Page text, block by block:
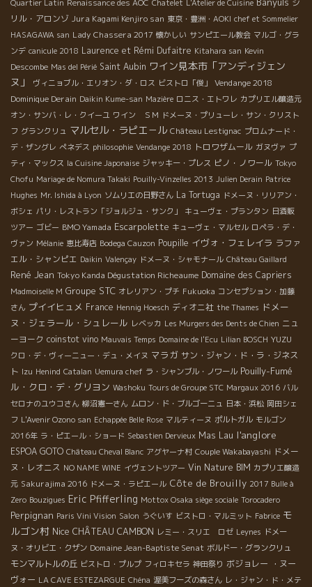
Quartier Latin Renaissance des AOC Chatelet L'Atelier de Cuisine
リル・アロンゾ Jura Kagami Kenjiro san 東京・豊洲・AOKI chef et Sommelier
HASAGAWA san Lady Chassera 2017 懐かしい サンピエール教会 マルゴ・グラ
ンデ canicule 2018 Laurence et Rémi Dufaitre Kitahara san Kevin
Descombe Mas del Périé Saint Aubin ワイン見本市「アンディジェン
ヌ」
ヴィニョブル・エリオン・ダ・ロス ビストロ「俊」
Vendange 2018
Dominique Derain Daikin Kume-san Mazière ロニス・エトワレ カプリエル醸造元
オン・サンバ・レ・クイーユ ワイン ＳＭ ドメーヌ・プリューレ・サン・クリスト
フ グランクリュ マルセル・ラピエ－ル Château Lestignac プロムナード・
デ・ザングレ ぺネデス philosophie Vendange 2018 トロワザムール ガヌヴァ プ
ティ・マックス la Cuisine Japonaise ジャッキー・プレス ピノ・ノワール Tokyo
Chofu Mariage de Nomura Takaki Pouilly-Vinzelles 2013 Julien Derain Patrice
Hughes Mr. Ishida à Lyon ソムリエの日野さん La Tortuga ドメーヌ・リリアン・
ボシェ パリ・レストラン「ジョルジュ・サンク」 キューヴェ・プランタン 日酒販
ツアー ゴビー BMO Yamada Escarpolette キューヴェ・マルセル ロペラ・デ・
ヴァン Mélanie 恵比寿店 Bodega Cauzon Poupille イヴォ・フェレイラ ラファ
エル・シャンピエ Daikin Valençay ドメーヌ・シャモナール Château Gaillard
René Jean Tokyo Kanda Dégustation Richeaume Domaine des Capriers
Madmoiselle M Groupe STC オレリアン・プチ Fukuoka コンセプション・加藤
さん プイイヒュメ France Hennig Hoesch ディオニ社 the Thames ドメー
ヌ・ジェラール・シュレール レベッカ Les Murgers des Dents de Chien ニュ
ーヨーク coinstot vino Mauvais Temps Domaine de l'Ecu Lilian BOSCH YUZU
クロ・デ・ヴィーニュー・デュ・メイヌ マラガ サン・ジャン・ド・ラ・ジネス
ト Izu Henind Catalan Uemura chef ラ・シャンブル・ノワール Pouilly-Fumé
ル・クロ・デ・グリヨン Washoku Tours de Groupe STC Margaux 2016 バル
セロナのユウコさん 柳沼憲一さん ムロン・ド・ブルゴーニュ 日本・浜松 岡田シェ
フ L'Avenir Ozono san Echappée Belle Rose マルティーヌ ポルトガル モルゴン
2016年 ラ・ピエール・ショード Sebastien Dervieux Mas Lau l'anglore
ESPOA GOTO Château Cheval Blanc アグヤーナ村 Couple Wakabayashi ドメー
ヌ・レオニス NO NAME WINE イヴェントツアー Vin Nature BIM カプリエ醸造
元 Sakurajima 2016 ドメーヌ・ラピエール Côte de Brouilly 2017 Bulle à
Zero Bouzigues Eric Pfifferling Mottox Osaka siège sociale Torocadero
Perpignan Paris Vini Vision Salon うぐいす ビストロ・マルミット Fabrice モ
ルゴン村 Nice CHÂTEAU CAMBON レミー・スリエ ロゼ Leynes ドメー
ヌ・オリビエ・クザン Domaine Jean-Baptiste Senat ボルドー・グランクリュ
モンマルトルの丘 ビストロ・プルプ フィロキセラ 神田祭り ボジョレー ・ヌー
ヴォー LA CAVE ESTEZARGUE Chéna 渥美フーズの森さん レ・ジャン・ド・メテ